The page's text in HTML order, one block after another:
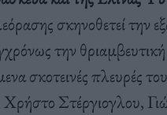
σκηνοθετεί την
την
σκοτεινές πλευρές
Στέργιογλου,